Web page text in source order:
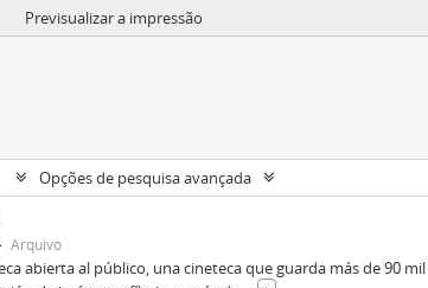
Previsualizar a impressão
Opções de pesquisa avançada
Arquivo
abierta al público, una cineteca que guarda más de 90